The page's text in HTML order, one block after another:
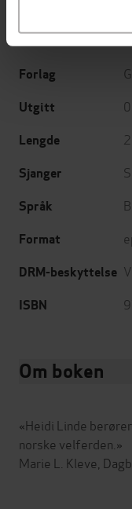
Forfattere
Forlag
Utgitt
Lengde
Sjanger
Språk
Format
DRM-beskyttelse
ISBN
Om boken
«Heidi Linde
norske velferden.»
Marie L. Kleve,